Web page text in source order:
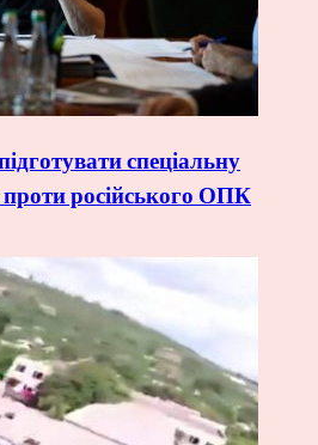
спеціальну
російського ОПК